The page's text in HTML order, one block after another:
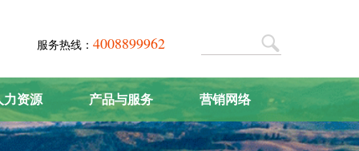
服务热线： 4008899962
力资源
才战略
产品与服务
肥料系列
营销网络
营销中心